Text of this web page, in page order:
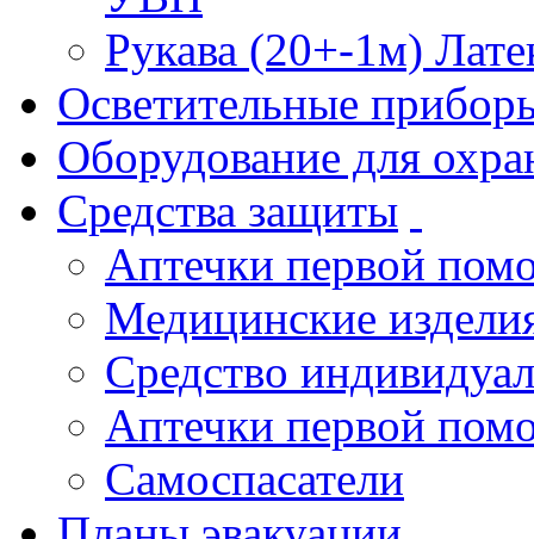
Рукава (20+-1м)
Осветительные
Оборудование для
Средства защиты
Аптечки первой
Медицинские
Средство
Аптечки первой
Самоспасатели